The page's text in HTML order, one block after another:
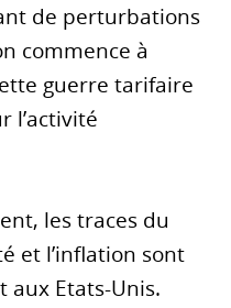
de perturbations
commence à
guerre tarifaire
l’activité
les traces du
et l’inflation sont
aux Etats-Unis.